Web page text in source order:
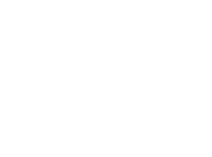
oder
Darstellung im
einen anderen Maßstab
auch zum Ausgangswert